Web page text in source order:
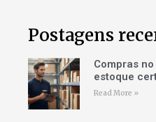
Postagens
Compras
estoque
Read More »